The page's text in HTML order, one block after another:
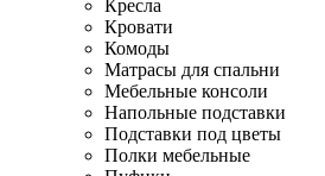
Кресла
Кровати
Комоды
Матрасы для спальни
Мебельные консоли
Напольные подставки
Подставки под цветы
Полки мебельные